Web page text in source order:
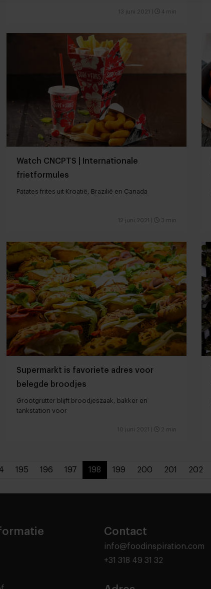
13 juni 2021 4 min
Watch CNCPTS | Internationale
frietformules
Patates frites uit Kroatië, Brazilië en Canada
12 juni 2021 3 min
Supermarkt is favoriete adres voor
belegde broodjes
Grootgrutter blijft broodjeszaak, bakker en
tankstation voor
10 juni 2021 2 min
195 196 197 198 199 200 201 202
Contact
info@foodinspiration.com
+31 318 49 31 32